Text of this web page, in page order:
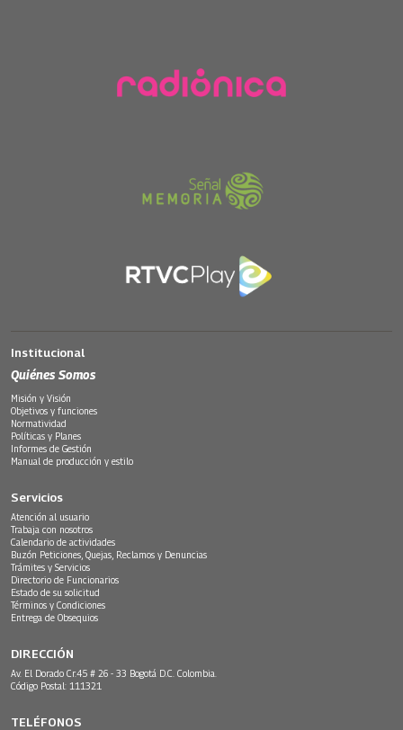
Institucional
Quiénes Somos
Misión y Visión
Objetivos y funciones
Normatividad
Políticas y Planes
Informes de Gestión
Manual de producción y estilo
Servicios
Atención al usuario
Trabaja con nosotros
Calendario de actividades
Buzón Peticiones, Quejas, Reclamos y Denuncias
Trámites y Servicios
Directorio de Funcionarios
Estado de su solicitud
Términos y Condiciones
Entrega de Obsequios
DIRECCIÓN
Av. El Dorado Cr.45 # 26 - 33 Bogotá D.C. Colombia.
Código Postal: 111321
TELÉFONOS